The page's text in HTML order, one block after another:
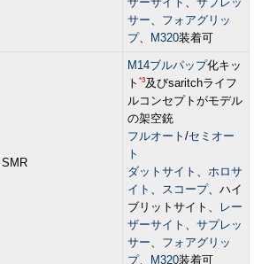
サー、 フォアグリッ
プ、 M320装着可
SMR
M14ブルパップ化キッ
ト *3及びsaritchライフ
ルコンセプトがモデル
の架空銃
フルオート /セミオー
ト
ダットサイト 、 ホロサ
イト 、 スコープ、ハイ
ブリットサイト、
レー
ザーサイト 、 サプレッ
サー、 フォアグリッ
プ、 M320装着可